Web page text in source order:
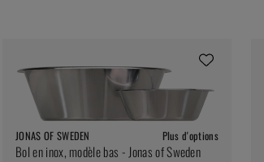
JONAS OF SWEDEN Plus d'options
Bol en inox, modèle bas - Jonas of Sweden